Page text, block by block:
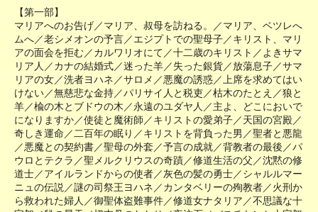
【第一部】
マリアへのお告げ／マリア、叔母を訪ねる。／マリア、ベツレへ
ムへ／老シメオンの予言／エジプトでの聖母子／キリスト、マリ
アの面会を拒む／カルワリオにて／十二歳のキリスト／よきサマ
リア人／カナの結婚式／迷った羊／失った銀貨／放蕩息子／サマ
リアの女／洗者ヨハネ／サロメ／悪魔の誘惑／上席を求めてはい
けない／無慈悲な金持／パリサイ人と税吏／枯木のたとえ／狼と
羊／楡の木とブドウの木／永遠のユダヤ人／主よ、どこにおいで
になりますか／使徒と魔術師／キリストの愛弟子／天国の宮殿／
奇しき運命／二百年の眠り／キリストを背負った男／聖者と悪龍
／悪魔との契約書／聖母の外套／予言の成就／背教者の最後／パ
ウロとテクラ／聖メルクリウスの奇蹟／修道生活の父／沈黙の修
道士／アイルランドからの使者／灰色の髪の勇士／シャルルマー
ニュの伝説／謎の司祭王ヨハネ／カンタベリーの殉教者／火刑か
ら救われた婦人／御聖体盗難事件／修道女ナタリア／不思議な十